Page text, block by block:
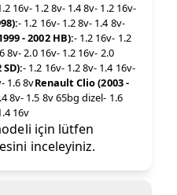
16v- 1.2 8v- 1.4 8v- 1.2 16v-
- 1.2 16v- 1.2 8v- 1.4 8v-
- 2002 HB):- 1.2 16v- 1.2
8v- 2.0 16v- 1.2 16v- 2.0
- 1.2 16v- 1.2 8v- 1.4 16v-
1.6 8vRenault Clio (2003 -
8v- 1.5 8v 65bg dizel- 1.6
16v
için lütfen
inceleyiniz.